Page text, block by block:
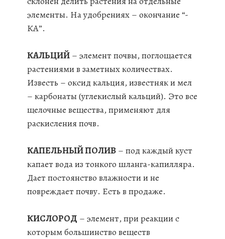
элементы. На удобрениях – окончание “-
КА”.
КАЛЬЦИЙ – элемент почвы, поглощается
растениями в заметных количествах.
Известь – оксид кальция, известняк и мел
– карбонаты (углекислый кальций). Это все
щелочные вещества, применяют для
раскисления почв.
КАПЕЛЬНЫЙ ПОЛИВ – под каждый куст
капает вода из тонкого шланга-капилляра.
Дает постоянство влажности и не
повреждает почву. Есть в продаже.
КИСЛОРОД – элемент, при реакции с
которым большинство веществ